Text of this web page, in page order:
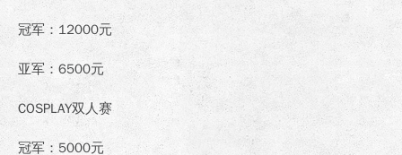
冠军：12000元
亚军：6500元
COSPLAY双人赛
冠军：5000元